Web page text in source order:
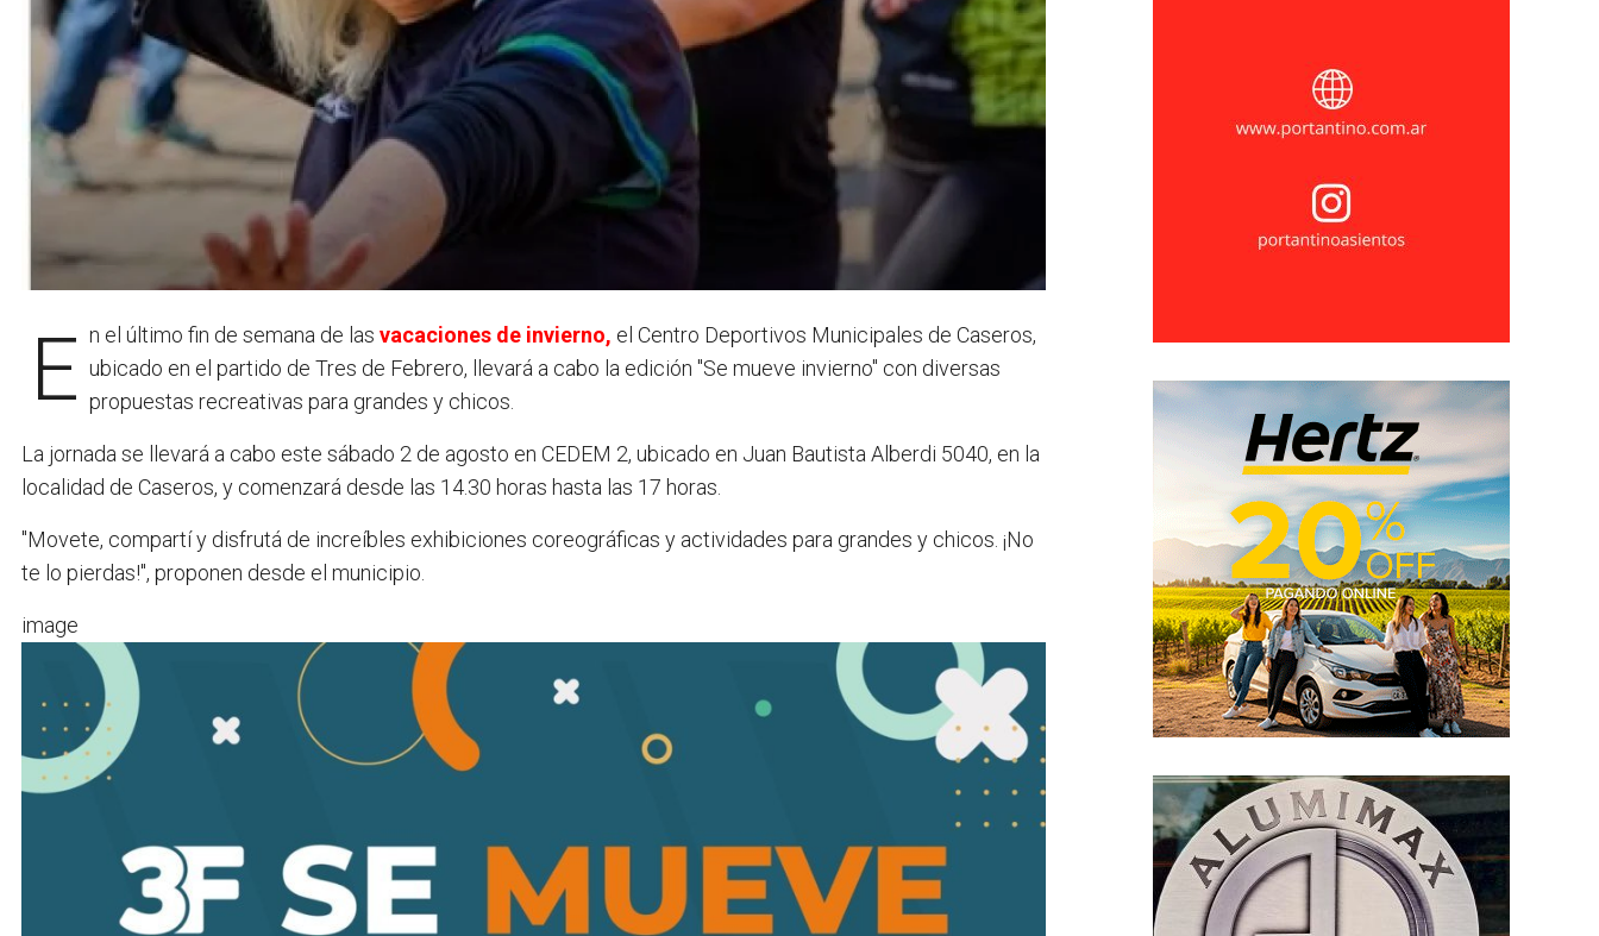
En el último fin de semana de las vacaciones de invierno, el Centro Deportivos Municipales de Caseros,
ubicado en el partido de Tres de Febrero, llevará a cabo la edición "Se mueve invierno" con diversas
propuestas recreativas para grandes y chicos.
La jornada se llevará a cabo este sábado 2 de agosto en CEDEM 2, ubicado en Juan Bautista Alberdi 5040, en la
localidad de Caseros, y comenzará desde las 14.30 horas hasta las 17 horas.
"Movete, compartí y disfrutá de increíbles exhibiciones coreográficas y actividades para grandes y chicos. ¡No
te lo pierdas!", proponen desde el municipio.
image